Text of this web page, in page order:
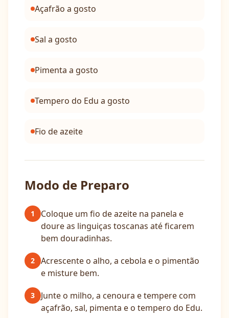
Açafrão a gosto
Sal a gosto
Pimenta a gosto
Tempero do Edu a gosto
Fio de azeite
Modo de Preparo
1
Coloque um fio de azeite na panela e
doure as linguiças toscanas até ficarem
bem douradinhas.
2
Acrescente o alho, a cebola e o pimentão
e misture bem.
3
Junte o milho, a cenoura e tempere com
açafrão, sal, pimenta e o tempero do Edu.